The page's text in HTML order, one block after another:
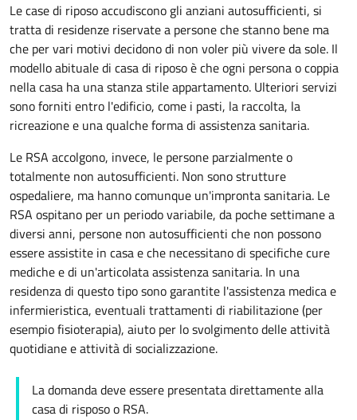
Le case di riposo accudiscono gli anziani autosufficienti, si
tratta di residenze riservate a persone che stanno bene ma
che per vari motivi decidono di non voler più vivere da sole. Il
modello abituale di casa di riposo è che ogni persona o coppia
nella casa ha una stanza stileappartamento. Ulteriori servizi
sono forniti entro l'edificio, come i pasti, la raccolta, la
ricreazione e una qualche forma di assistenza sanitaria.
Le RSA accolgono, invece, le persone parzialmente o
totalmente non autosufficienti. Non sono strutture
ospedaliere, ma hanno comunque un'impronta sanitaria. Le
RSA ospitano per un periodo variabile, da poche settimane a
diversi anni, persone non autosufficienti che non possono
essere assistite in casa e che necessitano di specifiche cure
mediche e di un'articolata assistenza sanitaria. In una
residenza di questo tipo sono garantite l'assistenza medica e
infermieristica, eventuali trattamenti di riabilitazione (per
esempio fisioterapia), aiuto per lo svolgimento delle attività
quotidiane e attività di socializzazione.
La domanda deve essere presentata direttamente alla
casa di risposo o RSA.